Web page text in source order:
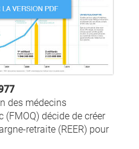
des médecins
décide de créer
retraite (REER) pour